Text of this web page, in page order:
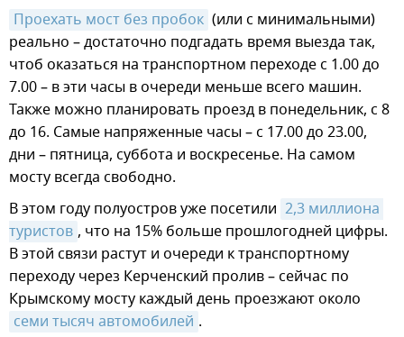
Проехать мост без пробок (или с минимальными)
реально – достаточно подгадать время выезда так,
чтоб оказаться на транспортном переходе с 1.00 до
7.00 – в эти часы в очереди меньше всего машин.
Также можно планировать проезд в понедельник, с 8
до 16. Самые напряженные часы – с 17.00 до 23.00,
дни – пятница, суббота и воскресенье. На самом
мосту всегда свободно.
В этом году полуостров уже посетили 2,3 миллиона
туристов , что на 15% больше прошлогодней цифры.
В этой связи растут и очереди к транспортному
переходу через Керченский пролив – сейчас по
Крымскому мосту каждый день проезжают около
семи тысяч автомобилей .